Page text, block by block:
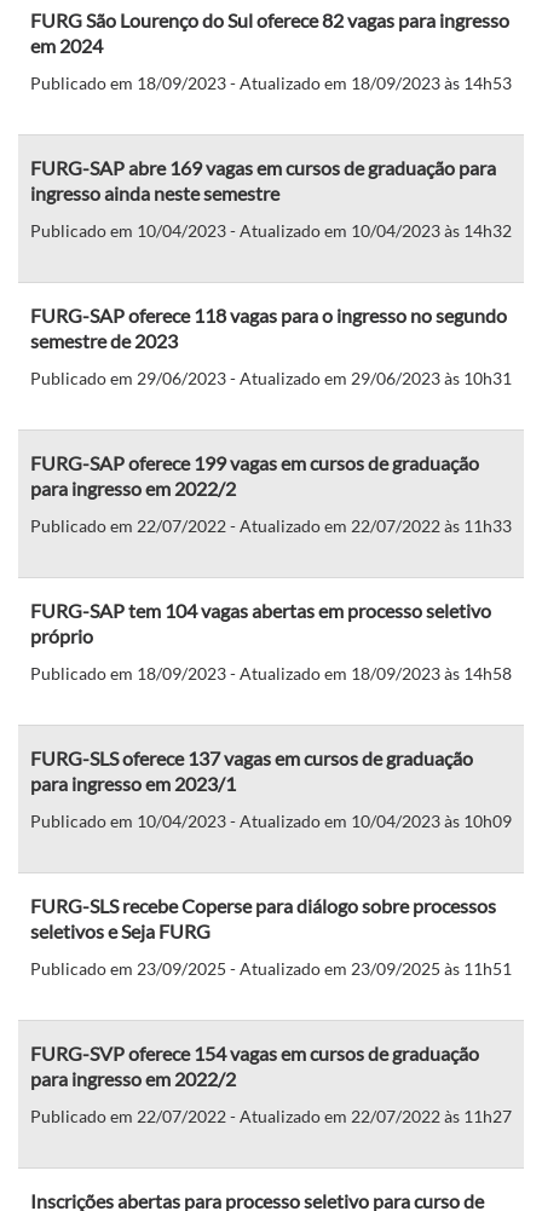
FURG São Lourenço do Sul oferece 82 vagas para ingresso
em 2024
Publicado em 18/09/2023 - Atualizado em 18/09/2023 às 14h53
FURG-SAP abre 169 vagas em cursos de graduação para
ingresso ainda neste semestre
Publicado em 10/04/2023 - Atualizado em 10/04/2023 às 14h32
FURG-SAP oferece 118 vagas para o ingresso no segundo
semestre de 2023
Publicado em 29/06/2023 - Atualizado em 29/06/2023 às 10h31
FURG-SAP oferece 199 vagas em cursos de graduação
para ingresso em 2022/2
Publicado em 22/07/2022 - Atualizado em 22/07/2022 às 11h33
FURG-SAP tem 104 vagas abertas em processo seletivo
próprio
Publicado em 18/09/2023 - Atualizado em 18/09/2023 às 14h58
FURG-SLS oferece 137 vagas em cursos de graduação
para ingresso em 2023/1
Publicado em 10/04/2023 - Atualizado em 10/04/2023 às 10h09
FURG-SLS recebe Coperse para diálogo sobre processos
seletivos e Seja FURG
Publicado em 23/09/2025 - Atualizado em 23/09/2025 às 11h51
FURG-SVP oferece 154 vagas em cursos de graduação
para ingresso em 2022/2
Publicado em 22/07/2022 - Atualizado em 22/07/2022 às 11h27
Inscrições abertas para processo seletivo para curso de